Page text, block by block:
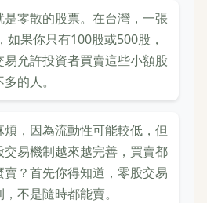
零散的股票。在台灣，一張
如果你只有100股或500股，
允許投資者買賣這些小額股
的人。
，因為流動性可能較低，但
易機制越來越完善，買賣都
？首先你得知道，零股交易
不是隨時都能賣。